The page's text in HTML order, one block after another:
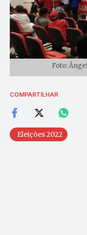
Foto:
COMPARTILHAR
Eleições 2022